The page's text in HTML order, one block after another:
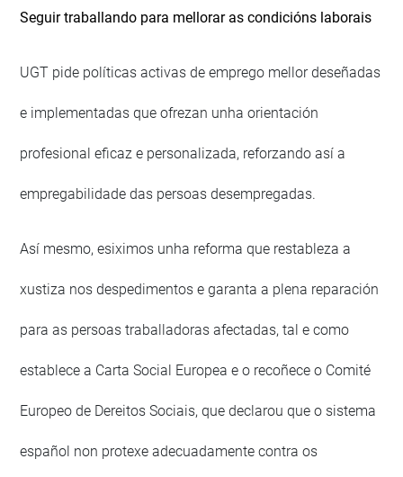
Seguir traballando para mellorar as condicións laborais
UGT pide políticas activas de emprego mellor deseñadas
e implementadas que ofrezan unha orientación
profesional eficaz e personalizada, reforzando así a
empregabilidade das persoas desempregadas.
Así mesmo, esiximos unha reforma que restableza a
xustiza nos despedimentos e garanta a plena reparación
para as persoas traballadoras afectadas, tal e como
establece a Carta Social Europea e o recoñece o Comité
Europeo de Dereitos Sociais, que declarou que o sistema
español non protexe adecuadamente contra os